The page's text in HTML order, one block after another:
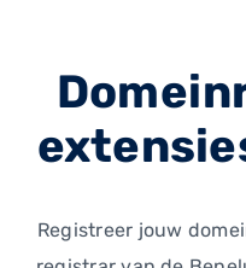
Registreer jouw